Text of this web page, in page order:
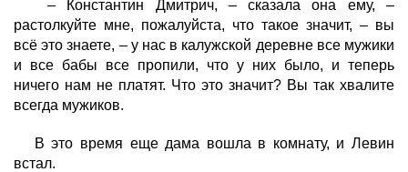
– Константин Дмитрич, – сказала она ему, –
растолкуйте мне, пожалуйста, что такое значит, – вы
всё это знаете, – у нас в калужской деревне все мужики
и все бабы все пропили, что у них было, и теперь
ничего нам не платят. Что это значит? Вы так хвалите
всегда мужиков.
В это время еще дама вошла в комнату, и Левин
встал.